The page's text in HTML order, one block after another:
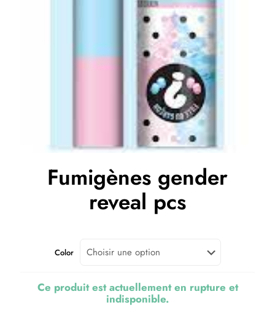
Fumigènes gender
reveal pcs
Color
Ce produit est actuellement en rupture et
indisponible.